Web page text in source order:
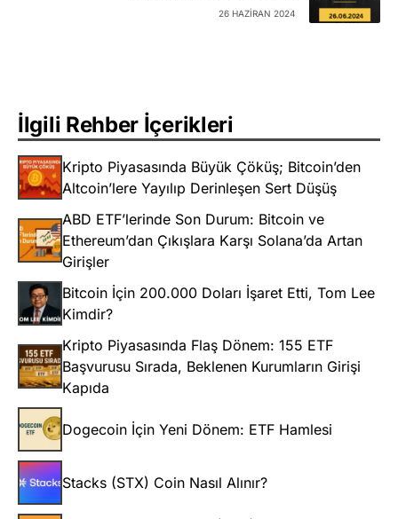
26 HAZIRAN 2024
İlgili Rehber İçerikleri
Kripto Piyasasında Büyük Çöküş; Bitcoin’den
Altcoin’lere Yayılıp Derinleşen Sert Düşüş
ABD ETF’lerinde Son Durum: Bitcoin ve
Ethereum’dan Çıkışlara Karşı Solana’da Artan
Girişler
Bitcoin İçin 200.000 Doları İşaret Etti, Tom Lee
Kimdir?
Kripto Piyasasında Flaş Dönem: 155 ETF
Başvurusu Sırada, Beklenen Kurumların Girişi
Kapıda
Dogecoin İçin Yeni Dönem: ETF Hamlesi
Stacks (STX) Coin Nasıl Alınır?